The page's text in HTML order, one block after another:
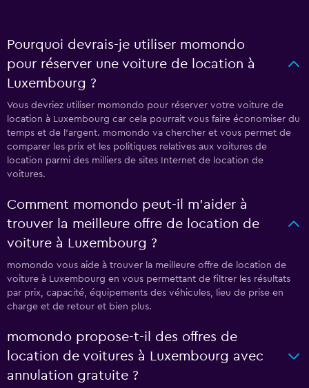
Pourquoi devrais-je utiliser momondo
pour réserver une voiture de location à
Luxembourg ?
Vous devriez utiliser momondo pour réserver votre voiture de
location à Luxembourg car cela pourrait vous faire économiser du
temps et de l'argent. momondo va chercher et vous permet de
comparer les prix et les politiques relatives aux voitures de
location parmi des milliers de sites Internet de location de
voitures.
Comment momondo peut-il m’aider à
trouver la meilleure offre de location de
voiture à Luxembourg ?
momondo vous aide à trouver la meilleure offre de location de
voiture à Luxembourg en vous permettant de filtrer les résultats
par prix, capacité, équipements des véhicules, lieu de prise en
charge et de retour et bien plus.
momondo propose-t-il des offres de
location de voitures à Luxembourg avec
annulation gratuite ?